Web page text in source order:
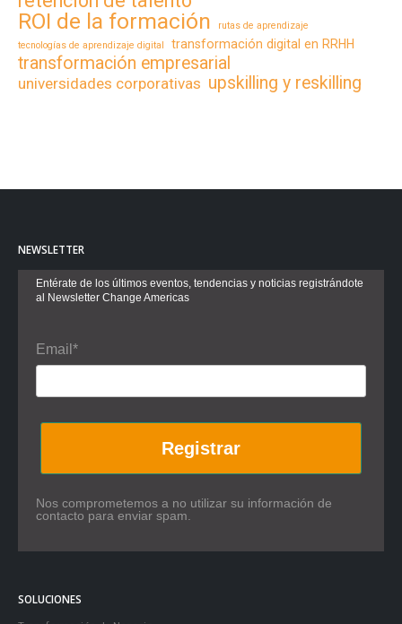
ROI de la formación
rutas de aprendizaje
tecnologías de aprendizaje digital
transformación digital en RRHH
transformación empresarial
universidades corporativas upskilling y reskilling
NEWSLETTER
Entérate de los últimos eventos, tendencias y noticias registrándote
al Newsletter Change Americas
Email*
Registrar
Nos comprometemos a no utilizar su información de
contacto para enviar spam.
SOLUCIONES